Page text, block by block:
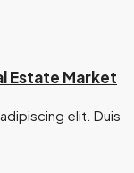
Estate Market
elit. Duis